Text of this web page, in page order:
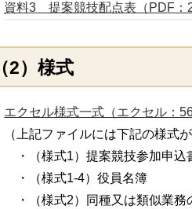
資料3 提案競技配点表（PDF：
（2）様式
エクセル様式一式（エクセル：
（上記ファイルには下記の様式
・（様式1）提案競技参加申込
・（様式1-4）役員名簿
・（様式2）同種又は類似業務